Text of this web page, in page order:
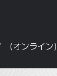
オンライン）